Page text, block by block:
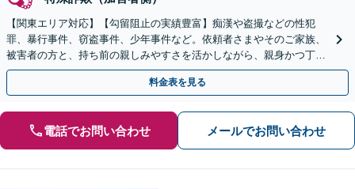
【関東エリア対応】【勾留阻止の実績豊富】痴漢や盗撮などの性犯
罪、暴行事件、窃盗事件、少年事件など。依頼者さまやそのご家族、
被害者の方と、持ち前の親しみやすさを活かしながら、親身かつ丁寧
に向き合い、迅速な解決を目指します【初回相談無料】
料金表を見る
電話でお問い合わせ メールでお問い合わせ